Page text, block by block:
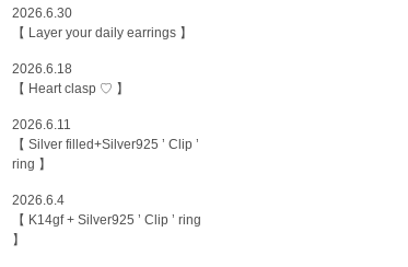
2026.6.30
【 Layer your daily earrings 】
2026.6.18
【 Heart clasp ♡ 】
2026.6.11
【 Silver filled+Silver925 ’ Clip ’
ring 】
2026.6.4
【 K14gf + Silver925 ’ Clip ’ ring
】